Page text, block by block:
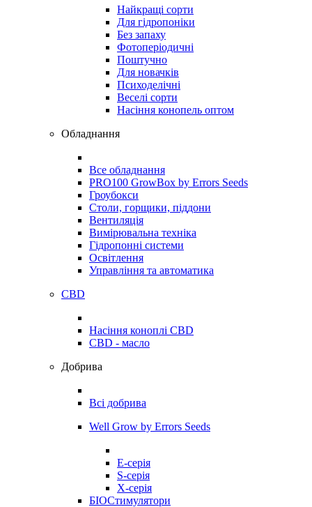
Найкращі сорти
Для гідропоніки
Без запаху
Фотоперіодичні
Поштучно
Для новачків
Психоделічні
Веселі сорти
Насіння конопель оптом
Обладнання
Все обладнання
PRO100 GrowBox by Errors Seeds
Гроубокси
Столи, горщики, піддони
Вентиляція
Вимірювальна техніка
Гідропонні системи
Освітлення
Управління та автоматика
CBD
Насіння коноплі CBD
CBD - масло
Добрива
Всі добрива
Well Grow by Errors Seeds
E-серія
S-серія
X-серія
БІОСтимулятори